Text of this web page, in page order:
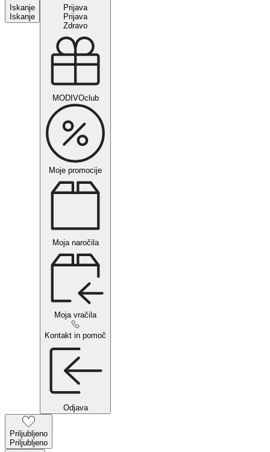
Iskanje
Iskanje
Prijava
Prijava
Zdravo
MODIVOclub
Moje promocije
Moja naročila
Moja vračila
Kontakt in pomoč
Odjava
Priljubljeno
Priljubljeno